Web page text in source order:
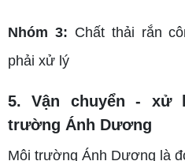
Nhóm 3: Chất thải rắn
phải xử lý
5. Vận chuyển - xử
trường Ánh Dương
Môi trường Ánh Dương là